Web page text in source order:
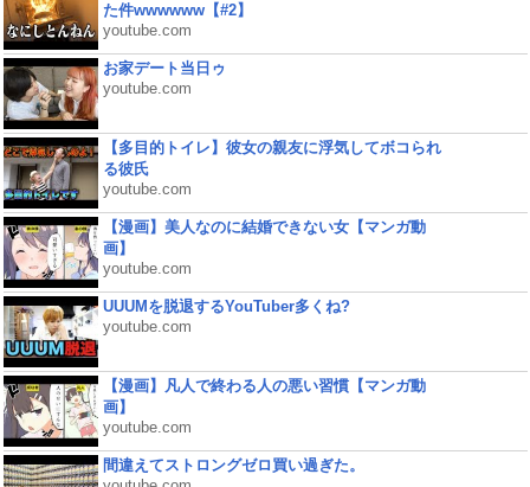
た件wwwwww【#2】
youtube.com
お家デート当日ゥ
youtube.com
【多目的トイレ】彼女の親友に浮気してボコられ
る彼氏
youtube.com
【漫画】美人なのに結婚できない女【マンガ動
画】
youtube.com
UUUMを脱退するYouTuber多くね?
youtube.com
【漫画】凡人で終わる人の悪い習慣【マンガ動
画】
youtube.com
間違えてストロングゼロ買い過ぎた。